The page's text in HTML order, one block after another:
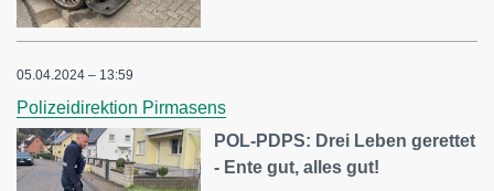
05.04.2024 – 13:59
Polizeidirektion Pirmasens
POL-PDPS: Drei Leben gerettet
- Ente gut, alles gut!